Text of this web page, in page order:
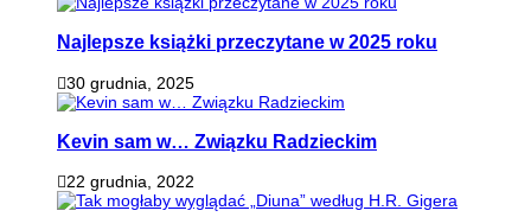
Najlepsze książki przeczytane w 2025 roku
30 grudnia, 2025
Kevin sam w… Związku Radzieckim
22 grudnia, 2022